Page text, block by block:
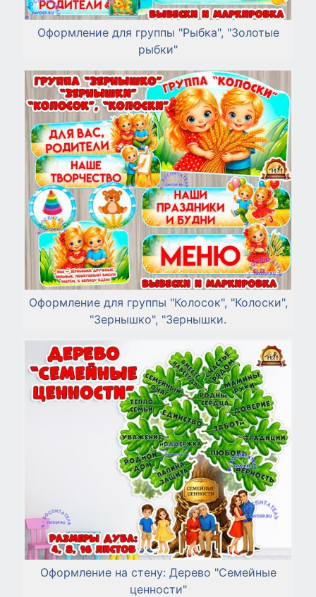
Оформление для группы "Рыбка", "Золотые
рыбки"
Оформление для группы "Колосок", "Колоски",
"Зернышко", "Зернышки.
Оформление на стену: Дерево "Семейные
ценности"